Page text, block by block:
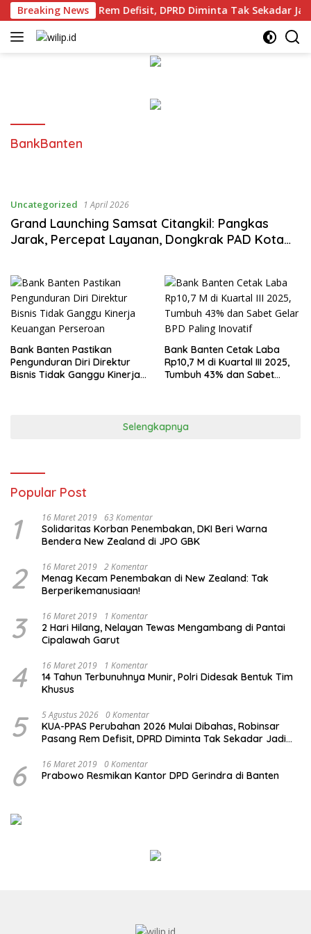
Langsung
ke
konten
Breaking News
Robinsar Pasang Rem Defisit, DPRD Diminta Tak Sekadar
BankBanten
Uncategorized 1 April 2026
Grand Launching Samsat Citangkil: Pangkas
Jarak, Percepat Layanan, Dongkrak PAD Kota
Bank Banten Pastikan
Pengunduran Diri Direktur
Bisnis Tidak Ganggu Kinerja
Bank Banten Cetak Laba
Rp10,7 M di Kuartal III 2025,
Tumbuh 43% dan Sabet
Selengkapnya
Popular Post
1 16 Maret 2019 63 Komentar
Solidaritas Korban Penembakan, DKI Beri Warna
Bendera New Zealand di JPO GBK
2 16 Maret 2019 2 Komentar
Menag Kecam Penembakan di New Zealand: Tak
Berperikemanusiaan!
3 16 Maret 2019 1 Komentar
2 Hari Hilang, Nelayan Tewas Mengambang di Pantai
Cipalawah Garut
4 16 Maret 2019 1 Komentar
14 Tahun Terbunuhnya Munir, Polri Didesak Bentuk Tim
Khusus
5 5 Agustus 2026 0 Komentar
KUA-PPAS Perubahan 2026 Mulai Dibahas, Robinsar
Pasang Rem Defisit, DPRD Diminta Tak Sekadar Jadi
6 16 Maret 2019 0 Komentar
Prabowo Resmikan Kantor DPD Gerindra di Banten